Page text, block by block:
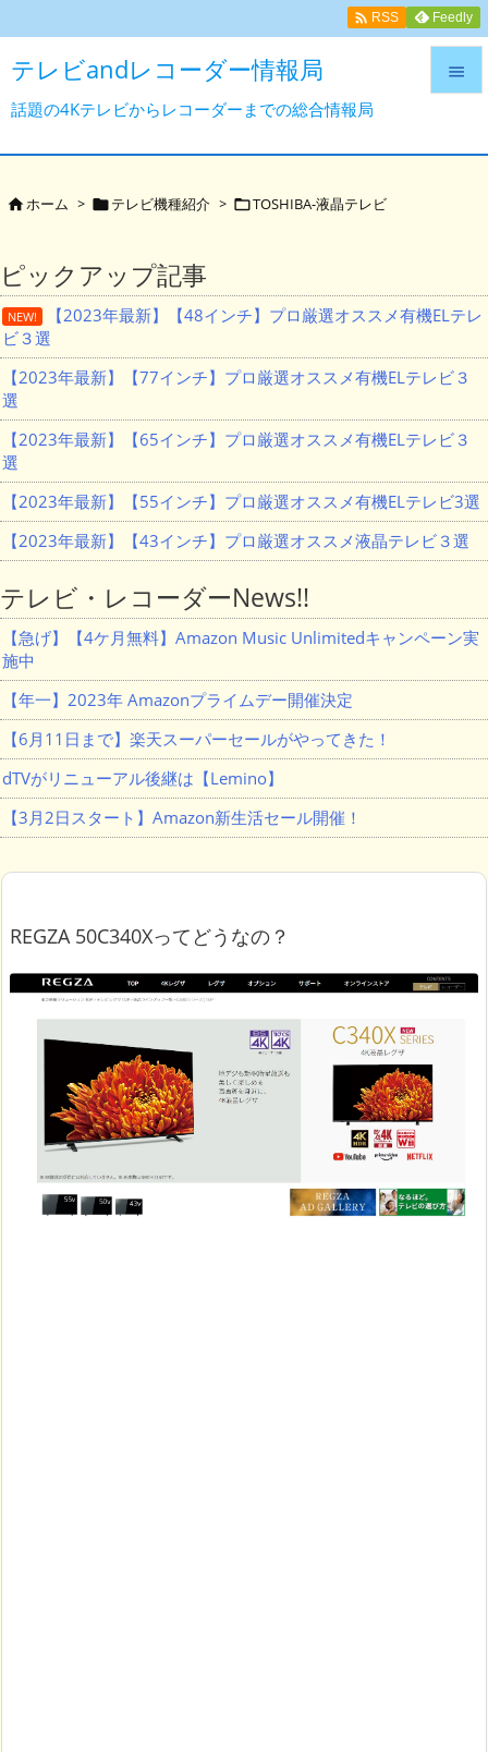
テレビandレコーダー情報局
話題の4Kテレビからレコーダーまでの総合情報局


次へ
検索
 RSS Feedly
ホーム > テレビ機種紹介 > TOSHIBA-液晶テレビ
ピックアップ記事
NEW!
【2023年最新】【48インチ】プロ厳選オススメ有機ELテレ
ビ３選
【2023年最新】【77インチ】プロ厳選オススメ有機ELテレビ３
選
【2023年最新】【65インチ】プロ厳選オススメ有機ELテレビ３
選
【2023年最新】【55インチ】プロ厳選オススメ有機ELテレビ3選
【2023年最新】【43インチ】プロ厳選オススメ液晶テレビ３選
テレビ・レコーダーNews!!
【急げ】【4ケ月無料】Amazon Music Unlimitedキャンペーン実
施中
【年一】2023年 Amazonプライムデー開催決定
【6月11日まで】楽天スーパーセールがやってきた！
dTVがリニューアル後継は【Lemino】
【3月2日スタート】Amazon新生活セール開催！
REGZA 50C340Xってどうなの？